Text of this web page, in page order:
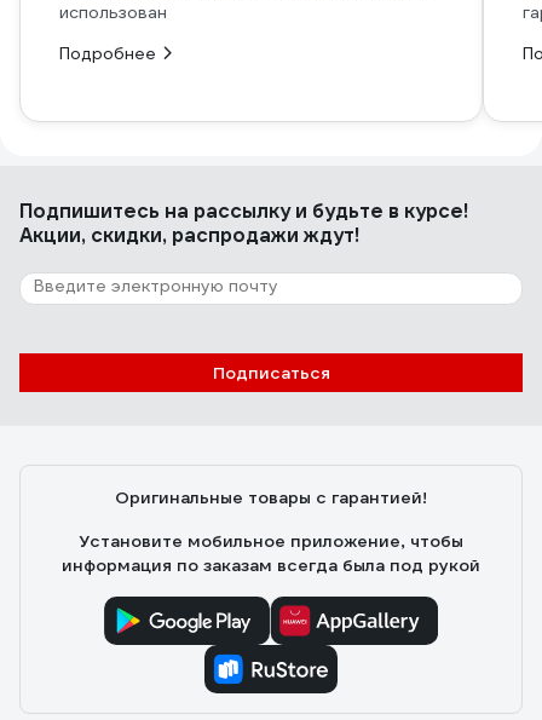
использован
Подробнее
Подпишитесь на рассылкуи будьте в курсе!
Акции, скидки, распродажи ждут!
Подписаться
Оригинальные товары с гарантией!
Установите мобильное приложение, чтобы
информация по заказам всегда была под рукой